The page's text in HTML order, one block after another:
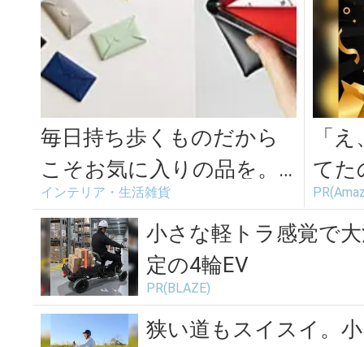
毎日持ち歩くものだから
こそお気に入りの品を。
大人の女性向け「カード
ケース」＜3選...
インテリア・生活雑貨
「
てた
続々
が...
小さな軽トラ感覚で
定の4輪EV
PR(BLAZE)
狭い道もスイスイ。